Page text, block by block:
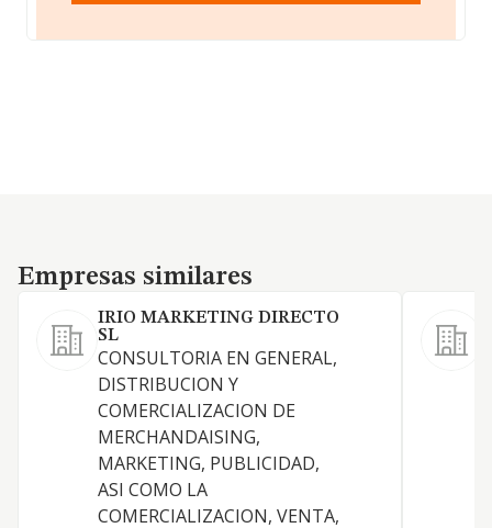
Empresas similares
Empresas similares
IRIO MARKETING DIRECTO
SL
CONSULTORIA EN GENERAL,
DISTRIBUCION Y
COMERCIALIZACION DE
MERCHANDAISING,
MARKETING, PUBLICIDAD,
ASI COMO LA
COMERCIALIZACION, VENTA,